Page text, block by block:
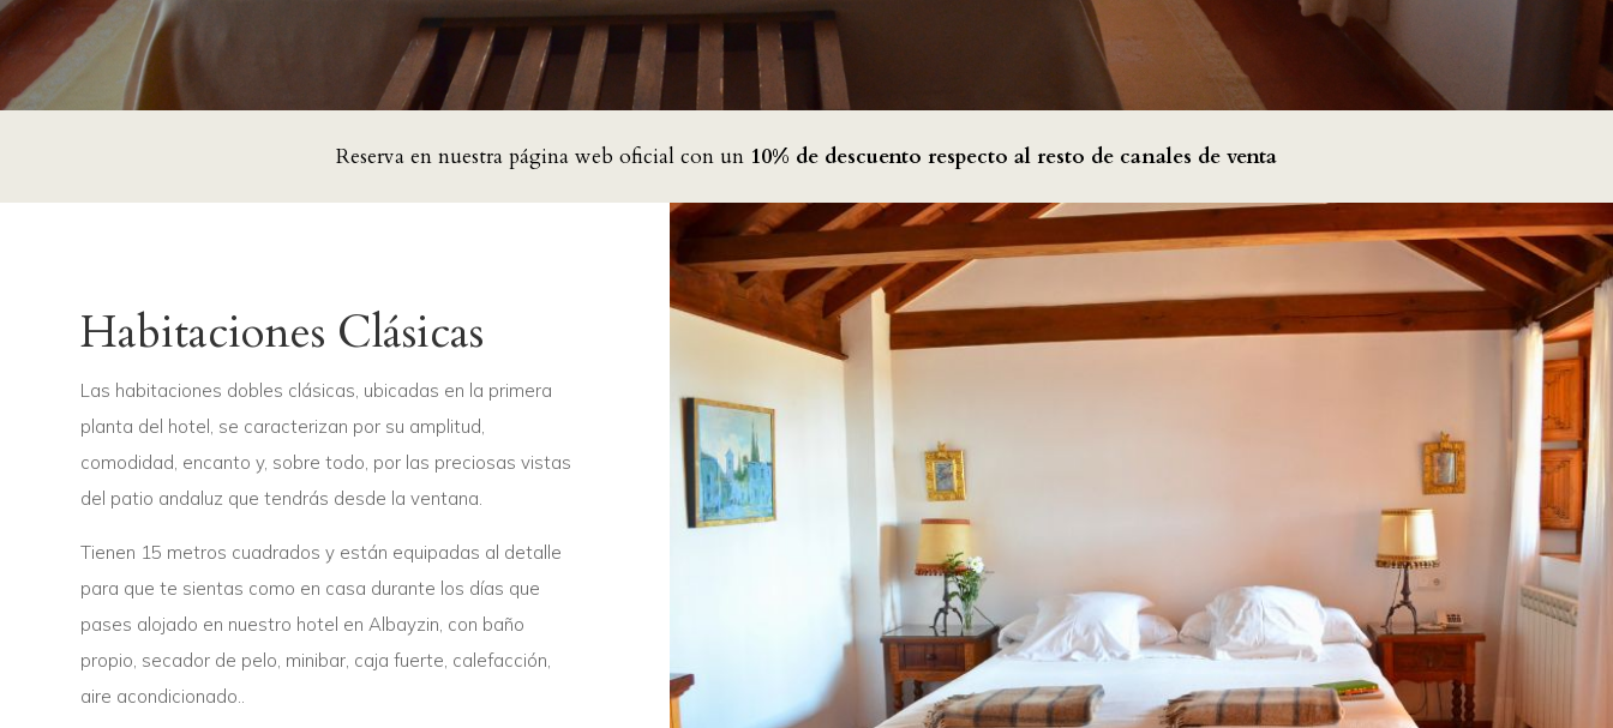
Reserva en nuestra página web oficial con un 10% de descuento respecto al resto de canales de venta
Habitaciones Clásicas
Las habitaciones dobles clásicas, ubicadas en la primera
planta del hotel, se caracterizan por su amplitud,
comodidad, encanto y, sobre todo, por las preciosas vistas
del patio andaluz que tendrás desde la ventana.
Tienen 15 metros cuadrados y están equipadas al detalle
para que te sientas como en casa durante los días que
pases alojado en nuestro hotel en Albayzin, con baño
propio, secador de pelo, minibar, caja fuerte, calefacción,
aire acondicionado..